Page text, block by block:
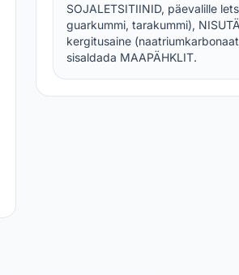
SOJALETSITIINID, päevalille
guarkummi, tarakummi),
kergitusaine
sisaldada MAAPÄHKLIT.